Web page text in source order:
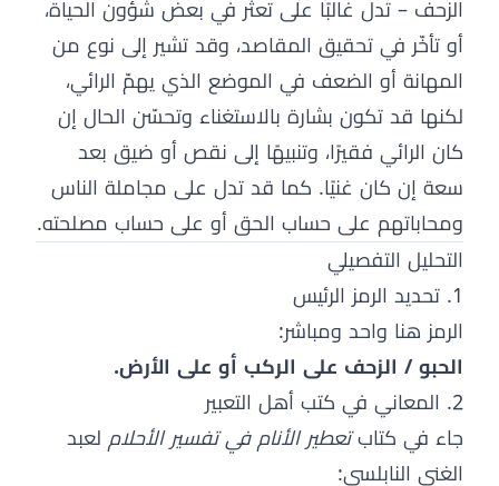
الزحف – تدل غالبًا على تعثّر في بعض شؤون الحياة،
أو تأخّر في تحقيق المقاصد، وقد تشير إلى نوع من
المهانة أو الضعف في الموضع الذي يهمّ الرائي،
لكنها قد تكون بشارة بالاستغناء وتحسّن الحال إن
كان الرائي فقيرًا، وتنبيهًا إلى نقص أو ضيق بعد
سعة إن كان غنيًا. كما قد تدل على مجاملة الناس
ومحاباتهم على حساب الحق أو على حساب مصلحته.
التحليل التفصيلي
1. تحديد الرمز الرئيس
الرمز هنا واحد ومباشر:
الحبو / الزحف على الركب أو على الأرض.
2. المعاني في كتب أهل التعبير
جاء في كتابتعطير الأنام في تفسير الأحلام لعبد
الغني النابلسي: